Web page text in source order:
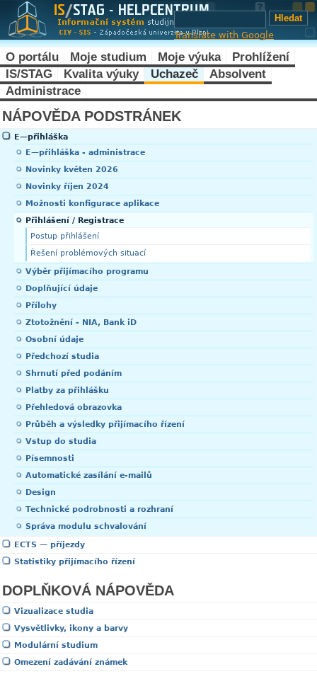
Translate with Google
O portálu Moje studium Moje výuka
Prohlížení
IS/STAG
Kvalita výuky Uchazeč
Absolvent
Administrace
NÁPOVĚDA PODSTRÁNEK
E—přihláška
E—přihláška - administrace
Novinky květen 2026
Novinky říjen 2024
Možnosti konfigurace aplikace
Přihlášení / Registrace
Postup přihlášení
Řešení problémových situací
Výběr přijímacího programu
Doplňující údaje
Přílohy
Ztotožnění - NIA, Bank iD
Osobní údaje
Předchozí studia
Shrnutí před podáním
Platby za přihlášku
Přehledová obrazovka
Průběh a výsledky přijímacího řízení
Vstup do studia
Písemnosti
Automatické zasílání e-mailů
Design
Technické podrobnosti a rozhraní
Správa modulu schvalování
ECTS — příjezdy
Statistiky přijímacího řízení
DOPLŇKOVÁ NÁPOVĚDA
Vizualizace studia
Vysvětlivky, ikony a barvy
Modulární studium
Omezení zadávání známek